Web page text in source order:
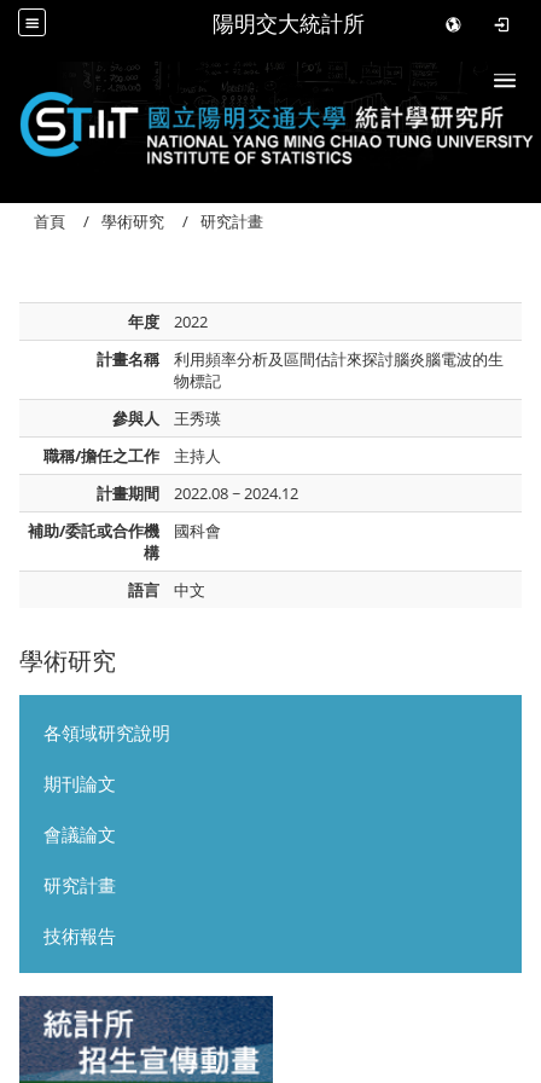
陽明交大統計所
學術研究
各領域研究說明
期刊論文
會議論文
研究計畫
技術報告
首頁 學術研究 研究計畫
年度
2022
計畫名稱
利用頻率分析及區間估計來探討腦炎腦電波的生
物標記
參與人
王秀瑛
職稱/擔任之工作
主持人
計畫期間
2022.08 ~ 2024.12
補助/委託或合作機
構
國科會
語言 中文